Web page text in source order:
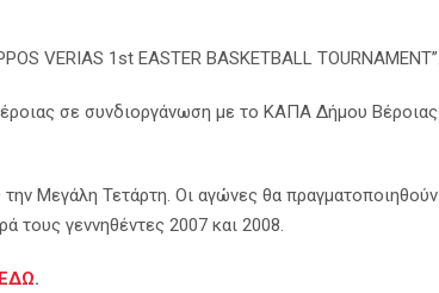
VERIAS 1st EASTER BASKETBALL TOURNAMENT”.
σε συνδιοργάνωση με το ΚΑΠΑ Δήμου Βέροιας
Μεγάλη Τετάρτη. Οι αγώνες θα
τους γεννηθέντες 2007 και 2008.
ΕΔΩ.